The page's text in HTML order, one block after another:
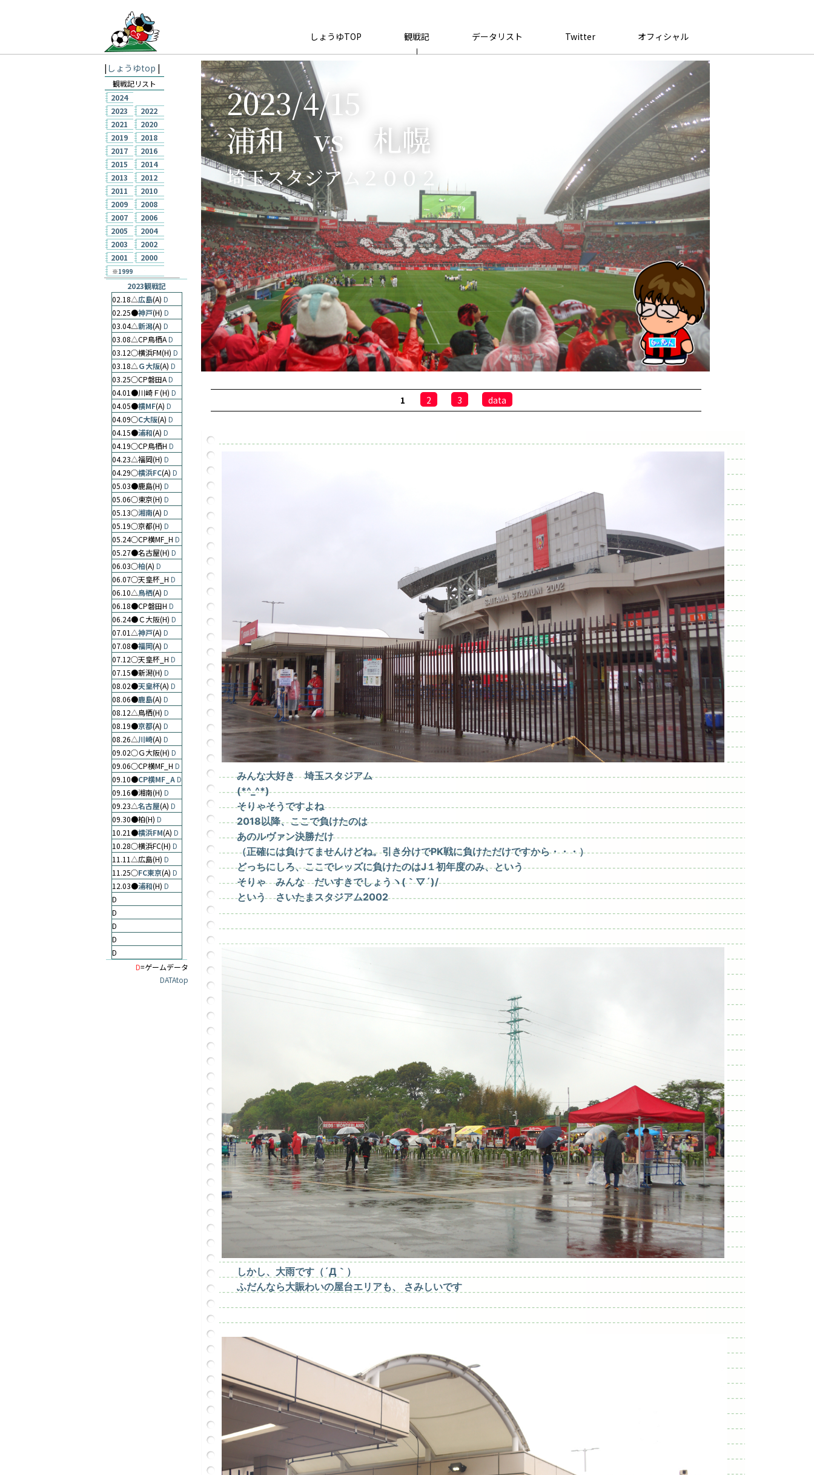
しょうゆTOP 観戦記 データリスト Twitter オフィシャル
| しょうゆtop |
観戦記リスト
2024
2023
2022
2021
2020
2019
2018
2017
2016
2015
2014
2013
2012
2011
2010
2009
2008
2007
2006
2005
2004
2003
2002
2001
2000
※1999
2023観戦記
02.18△広島(A) D
02.25●神戸(H) D
03.04△新潟(A) D
03.08△CP鳥栖AD
03.12○横浜FM(H) D
03.18△Ｇ大阪(A) D
03.25○CP磐田AD
04.01●川崎Ｆ(H) D
04.05●横MF(A) D
04.09○C大阪(A) D
04.15●浦和(A) D
04.19○CP鳥栖H D
04.23△福岡(H) D
04.29○横浜FC(A) D
05.03●️鹿島(H) D
05.06○東京(H) D
05.13○湘南(A) D
05.19○京都(H) D
05.24○CP横MF_H D
05.27●️名古屋(H) D
06.03○柏(A) D
06.07○天皇杯_H D
06.10△鳥栖(A) D
06.18●CP磐田H D
06.24●Ｃ大阪(H) D
07.01△神戸(A) D
07.08●福岡(A) D
07.12○天皇杯_H D
07.15●新潟(H) D
08.02●天皇杯(A) D
08.06●鹿島(A) D
08.12△鳥栖(H) D
08.19●京都(A) D
08.26△川崎(A) D
09.02○Ｇ大阪(H) D
09.06○CP横MF_H D
09.10●CP横MF_A D
09.16●湘南(H) D
09.23△名古屋(A) D
09.30●柏(H) D
10.21●横浜FM(A) D
10.28○横浜FC(H) D
11.11△広島(H) D
11.25○FC東京(A) D
12.03●浦和(H) D
D
D
D
D
D
D=ゲームデータ
DATAtop
2023/4/15
浦和 vs 札幌
埼玉スタジアム２００２
1 2 3 data
みんな大好き 埼玉スタジアム
(*^_^*)
そりゃそうですよね
2018以降、ここで負けたのは
あのルヴァン決勝だけ
（正確には負けてませんけどね。引き分けでPK戦に負けただけですから・・・）
どっちにしろ、ここでレッズに負けたのはJ１初年度のみ、という
そりゃ みんな だいすきでしょうヽ(｀▽´)/
という さいたまスタジアム2002
しかし、大雨です（´Д｀）
ふだんなら大賑わいの屋台エリアも、
さみしいです